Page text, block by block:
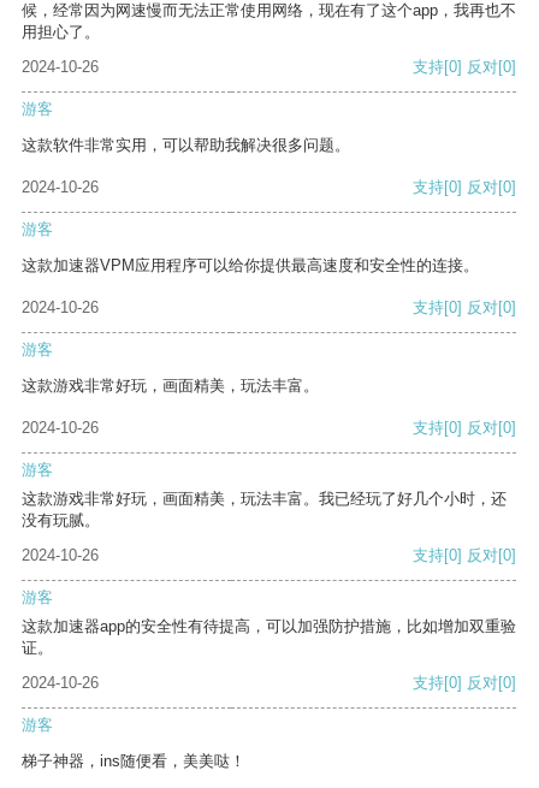
候，经常因为网速慢而无法正常使用网络，现在有了这个app，我再也不
用担心了。
2024-10-26
支持[0] 反对[0]
游客
这款软件非常实用，可以帮助我解决很多问题。
2024-10-26 支持[0] 反对[0]
游客
这款加速器VPM应用程序可以给你提供最高速度和安全性的连接。
2024-10-26 支持[0] 反对[0]
游客
这款游戏非常好玩，画面精美，玩法丰富。
2024-10-26 支持[0] 反对[0]
游客
这款游戏非常好玩，画面精美，玩法丰富。我已经玩了好几个小时，还
没有玩腻。
2024-10-26
支持[0] 反对[0]
游客
这款加速器app的安全性有待提高，可以加强防护措施，比如增加双重验
证。
2024-10-26
支持[0] 反对[0]
游客
梯子神器，ins随便看，美美哒！